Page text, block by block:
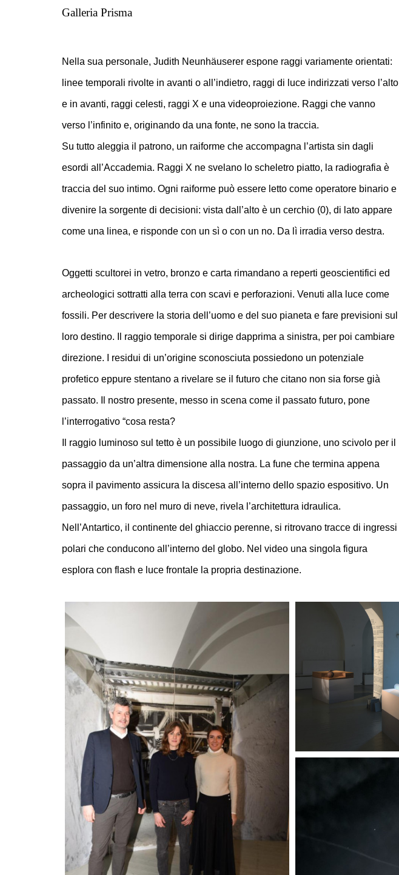
Galleria Prisma
Nella sua personale, Judith Neunhäuserer espone raggi variamente orientati:
linee temporali rivolte in avanti o all’indietro, raggi di luce indirizzati verso l’alto
e in avanti, raggi celesti, raggi X e una videoproiezione. Raggi che vanno
verso l’infinito e, originando da una fonte, ne sono la traccia.
Su tutto aleggia il patrono, un raiforme che accompagna l’artista sin dagli
esordi all’Accademia. Raggi X ne svelano lo scheletro piatto, la radiografia è
traccia del suo intimo. Ogni raiforme può essere letto come operatore binario e
divenire la sorgente di decisioni: vista dall’alto è un cerchio (0), di lato appare
come una linea, e risponde con un sì o con un no. Da lì irradia verso destra.
Oggetti scultorei in vetro, bronzo e carta rimandano a reperti geoscientifici ed
archeologici sottratti alla terra con scavi e perforazioni. Venuti alla luce come
fossili. Per descrivere la storia dell’uomo e del suo pianeta e fare previsioni sul
loro destino. Il raggio temporale si dirige dapprima a sinistra, per poi cambiare
direzione. I residui di un’origine sconosciuta possiedono un potenziale
profetico eppure stentano a rivelare se il futuro che citano non sia forse già
passato. Il nostro presente, messo in scena come il passato futuro, pone
l’interrogativo “cosa resta?
Il raggio luminoso sul tetto è un possibile luogo di giunzione, uno scivolo per il
passaggio da un’altra dimensione alla nostra. La fune che termina appena
sopra il pavimento assicura la discesa all’interno dello spazio espositivo. Un
passaggio, un foro nel muro di neve, rivela l’architettura idraulica.
Nell’Antartico, il continente del ghiaccio perenne, si ritrovano tracce di ingressi
polari che conducono all’interno del globo. Nel video una singola figura
esplora con flash e luce frontale la propria destinazione.